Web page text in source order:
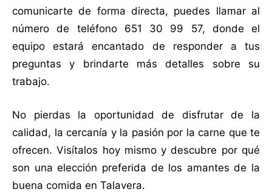
comunicarte de forma directa, puedes llamar al
número de teléfono 651 30 99 57, donde el
equipo estará encantado de responder a tus
preguntas y brindarte más detalles sobre su
trabajo.
No pierdas la oportunidad de disfrutar de la
calidad, la cercanía y la pasión por la carne que te
ofrecen. Visítalos hoy mismo y descubre por qué
son una elección preferida de los amantes de la
buena comida en Talavera.